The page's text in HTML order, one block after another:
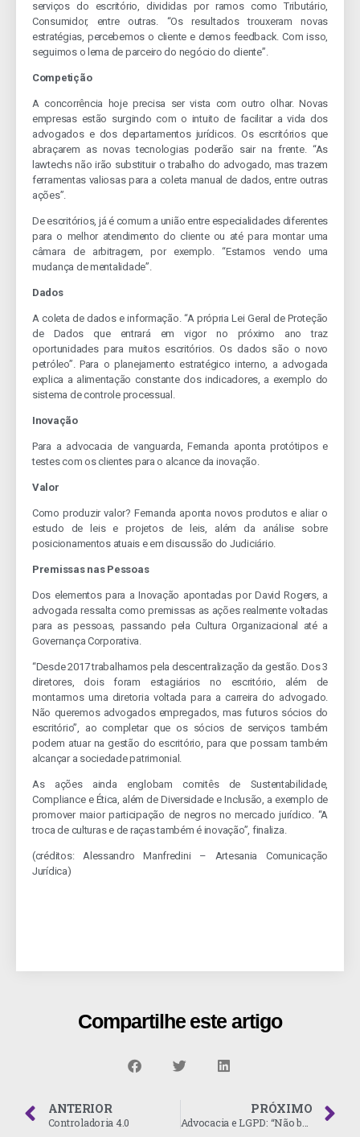
serviços do escritório, divididas por ramos como Tributário,
Consumidor, entre outras. “Os resultados trouxeram novas
estratégias, percebemos o cliente e demos feedback. Com isso,
seguimos o lema de parceiro do negócio do cliente”.
Competição
A concorrência hoje precisa ser vista com outro olhar. Novas
empresas estão surgindo com o intuito de facilitar a vida dos
advogados e dos departamentos jurídicos. Os escritórios que
abraçarem as novas tecnologias poderão sair na frente. “As
lawtechs não irão substituir o trabalho do advogado, mas trazem
ferramentas valiosas para a coleta manual de dados, entre outras
ações”.
De escritórios, já é comum a união entre especialidades diferentes
para o melhor atendimento do cliente ou até para montar uma
câmara de arbitragem, por exemplo. “Estamos vendo uma
mudança de mentalidade”.
Dados
A coleta de dados e informação. “A própria Lei Geral de Proteção
de Dados que entrará em vigor no próximo ano traz
oportunidades para muitos escritórios. Os dados são o novo
petróleo”. Para o planejamento estratégico interno, a advogada
explica a alimentação constante dos indicadores, a exemplo do
sistema de controle processual.
Inovação
Para a advocacia de vanguarda, Fernanda aponta protótipos e
testes com os clientes para o alcance da inovação.
Valor
Como produzir valor? Fernanda aponta novos produtos e aliar o
estudo de leis e projetos de leis, além da análise sobre
posicionamentos atuais e em discussão do Judiciário.
Premissas nas Pessoas
Dos elementos para a Inovação apontadas por David Rogers, a
advogada ressalta como premissas as ações realmente voltadas
para as pessoas, passando pela Cultura Organizacional até a
Governança Corporativa.
“Desde 2017 trabalhamos pela descentralização da gestão. Dos 3
diretores, dois foram estagiários no escritório, além de
montarmos uma diretoria voltada para a carreira do advogado.
Não queremos advogados empregados, mas futuros sócios do
escritório”, ao completar que os sócios de serviços também
podem atuar na gestão do escritório, para que possam também
alcançar a sociedade patrimonial.
As ações ainda englobam comitês de Sustentabilidade,
Compliance e Ética, além de Diversidade e Inclusão, a exemplo de
promover maior participação de negros no mercado jurídico. “A
troca de culturas e de raças também é inovação”, finaliza.
(créditos: Alessandro Manfredini – Artesania Comunicação
Jurídica)
Compartilhe este artigo
ANTERIOR
Controladoria 4.0
PRÓXIMO